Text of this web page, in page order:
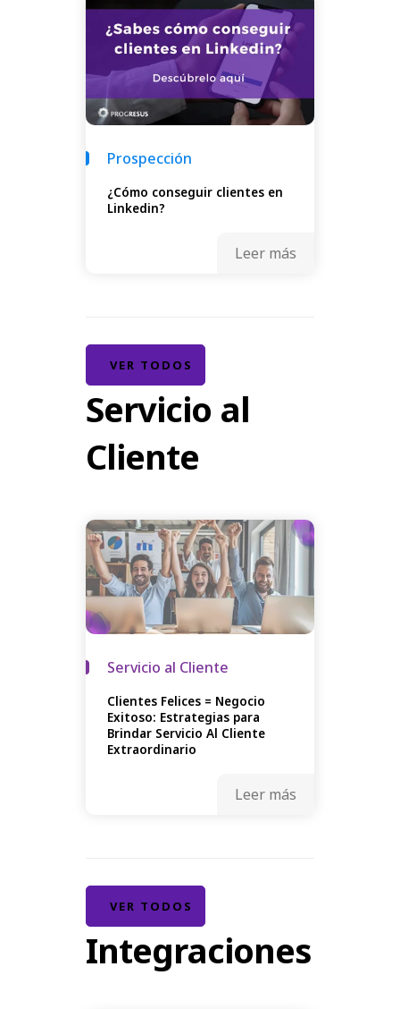
Prospección
¿Cómo conseguir clientes en
Linkedin?
Leer más
VER TODOS
Servicio al
Cliente
Servicio al Cliente
Clientes Felices = Negocio
Exitoso: Estrategias para
Brindar Servicio Al Cliente
Extraordinario
Leer más
VER TODOS
Integraciones